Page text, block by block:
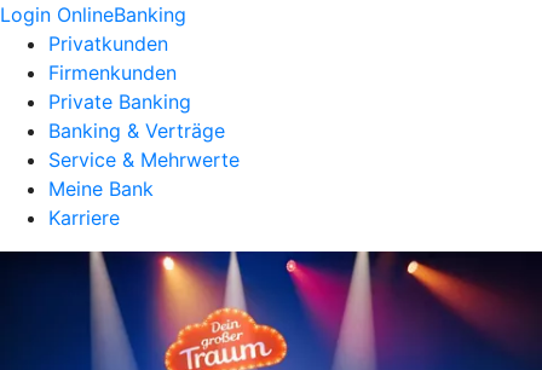
Login OnlineBanking
Privatkunden
Firmenkunden
Private Banking
Banking & Verträge
Service & Mehrwerte
Meine Bank
Karriere